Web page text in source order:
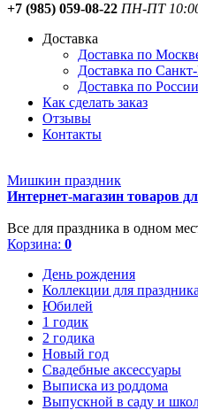
+7 (985) 059-08-22 ПН-ПТ
Доставка
Доставка по
Доставка по
Доставка по России
Как сделать заказ
Отзывы
Контакты
Мишкин праздник
Интернет-магазин товаров
Все для праздника в одном
Корзина: 0
День рождения
Коллекции для праздника
Юбилей
1 годик
2 годика
Новый год
Свадебные аксессуары
Выписка из роддома
Выпускной в саду и